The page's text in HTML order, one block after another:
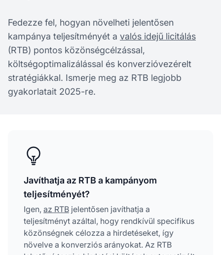
Fedezze fel, hogyan növelheti jelentősen
kampánya teljesítményét a valós idejű licitálás
(RTB) pontos közönségcélzással,
költségoptimalizálással és konverzióvezérelt
stratégiákkal. Ismerje meg az RTB legjobb
gyakorlatait 2025-re.
Javíthatja az RTB a kampányom
teljesítményét?
Igen, az RTB jelentősen javíthatja a
teljesítményt azáltal, hogy rendkívül specifikus
közönségnek célozza a hirdetéseket, így
növelve a konverziós arányokat. Az RTB